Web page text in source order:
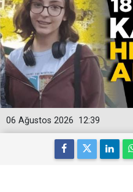
12:39
06 Ağustos 2026